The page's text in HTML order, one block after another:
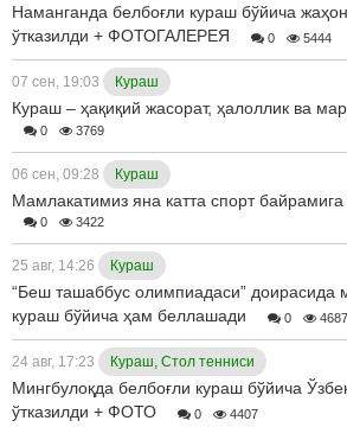
Наманганда белбоғли кураш бўйича
ўтказилди + ФОТОГАЛЕРЕЯ
0 5444
07 сен, 19:03 Кураш
Кураш – ҳақиқий жасорат, ҳалоллик ва
0 3769
06 сен, 09:28 Кураш
Мамлакатимиз яна катта спорт
0 3422
25 авг, 14:26 Кураш
“Беш ташаббус олимпиадаси” доирасида
кураш бўйича ҳам беллашади
0 4687
24 авг, 17:23 Кураш, Стол тенниси
Мингбулоқда белбоғли кураш бўйича
ўтказилди + ФОТО
0 4407